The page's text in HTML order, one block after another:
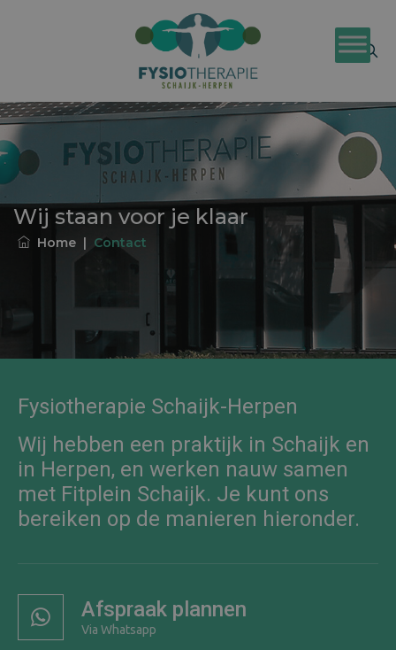
Wij staan voor je klaar
Home | Contact
Fysiotherapie Schaijk-Herpen
Wij hebben een praktijk in Schaijk en
in Herpen, en werken nauw samen
met Fitplein Schaijk. Je kunt ons
bereiken op de manieren hieronder.
Afspraak plannen
Via Whatsapp